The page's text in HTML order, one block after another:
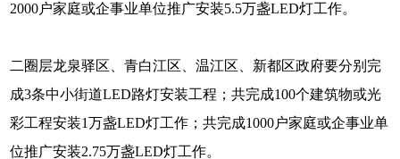
2000户家庭或企事业单位推广安装5.5万盏LED灯工作。
二圈层龙泉驿区、青白江区、温江区、新都区政府要分别完
成3条中小街道LED路灯安装工程；共完成100个建筑物或光
彩工程安装1万盏LED灯工作；共完成1000户家庭或企事业单
位推广安装2.75万盏LED灯工作。